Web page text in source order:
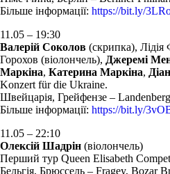
Більше інформації: https://bit.ly/
11.05 – 19:30
Валерій Соколов (скрипка), Лідія
Горохов (віолончель), Джеремі
Маркіна, Катерина Маркіна,
Konzert für die Ukraine.
Швейцарія, Грейфензе –
Більше інформації: https://bit.ly/
11.05 – 22:10
Олексій Шадрін (віолончель)
Перший тур Queen Elisabeth
Бельгія, Брюссель – Fragey, Bozar